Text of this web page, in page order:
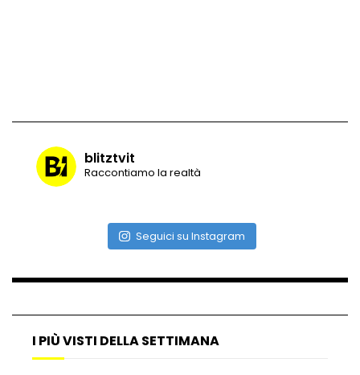
male
blitztvit
Raccontiamo la realtà
Seguici su Instagram
I PIÙ VISTI DELLA SETTIMANA